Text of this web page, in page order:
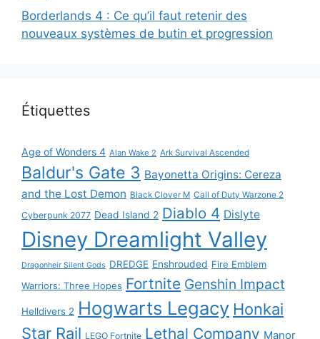
Borderlands 4 : Ce qu’il faut retenir des
nouveaux systèmes de butin et progression
Étiquettes
Age of Wonders 4 Alan Wake 2 Ark Survival Ascended
Baldur's Gate 3 Bayonetta Origins: Cereza
and the Lost Demon Black Clover M Call of Duty Warzone 2
Cyberpunk 2077 Dead Island 2 Diablo 4 Dislyte
Disney Dreamlight Valley
Dragonheir Silent Gods DREDGE Enshrouded Fire Emblem
Warriors: Three Hopes Fortnite Genshin Impact
Helldivers 2 Hogwarts Legacy Honkai
Star Rail LEGO Fortnite Lethal Company Manor